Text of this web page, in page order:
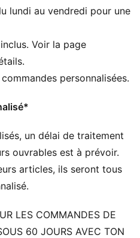
de 50 % de matériaux
ARAMCO F1® TEAM
lundi au vendredi pour une
Voir la page
personnalisées.
un délai de traitement
ouvrables est à prévoir.
articles, ils seront tous
LES COMMANDES DE
60 JOURS AVEC TON